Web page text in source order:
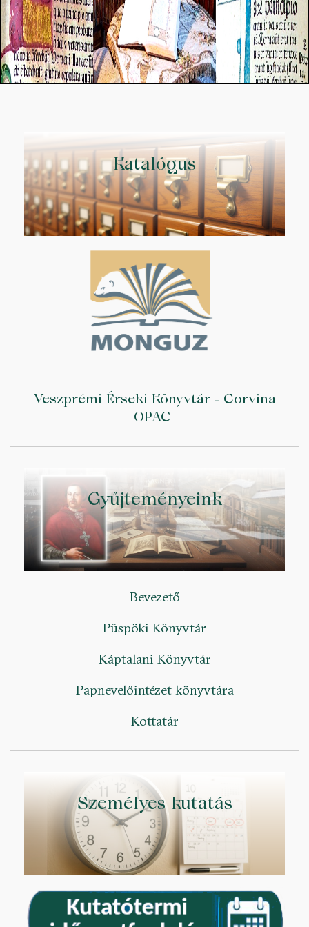
Katalógus
Veszprémi Érseki Könyvtár - Corvina
OPAC
Gyűjteményeink
Bevezető
Püspöki Könyvtár
Káptalani Könyvtár
Papnevelőintézet könyvtára
Kottatár
Személyes kutatás